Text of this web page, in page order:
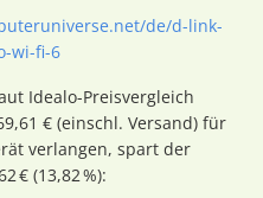
de/d-link-
wi-fi-6
Idealo-Preisvergleich
€ (einschl. Versand) für
verlangen, spart der
€ (13,82 %):